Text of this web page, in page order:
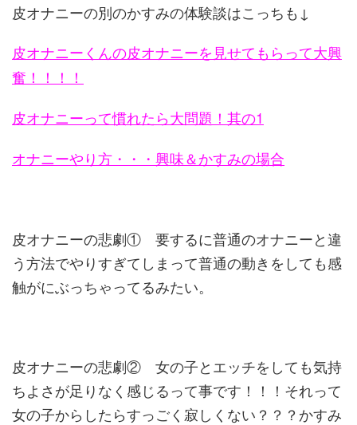
皮オナニーの別のかすみの体験談はこっちも↓
皮オナニーくんの皮オナニーを見せてもらって大興
奮！！！！
皮オナニーって慣れたら大問題！其の1
オナニーやり方・・・興味＆かすみの場合
皮オナニーの悲劇① 要するに普通のオナニーと違
う方法でやりすぎてしまって普通の動きをしても感
触がにぶっちゃってるみたい。
皮オナニーの悲劇② 女の子とエッチをしても気持
ちよさが足りなく感じるって事です！ ！！それって
女の子からしたらすっごく寂しくない？？？かすみ